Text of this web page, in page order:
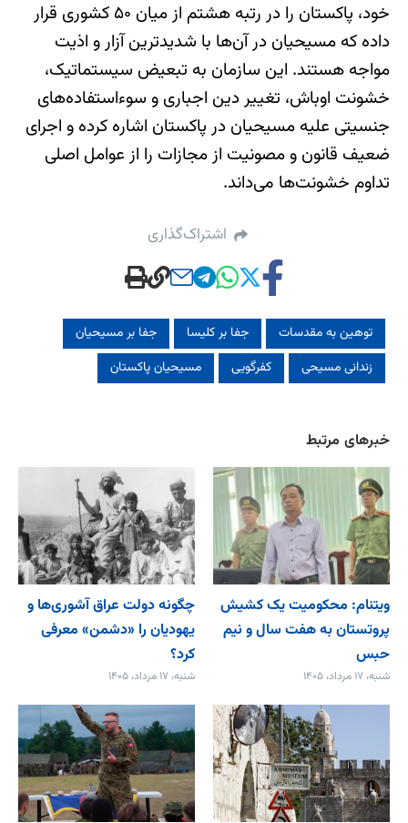
خود، پاکستان را در رتبه هشتم از میان ۵۰ کشوری قرار
داده که مسیحیان در آن‌ها با شدیدترین آزار و اذیت
مواجه هستند. این سازمان به تبعیض سیستماتیک،
خشونت اوباش، تغییر دین اجباری و سوءاستفاده‌های
جنسیتی علیه مسیحیان در پاکستان اشاره کرده و اجرای
ضعیف قانون و مصونیت از مجازات را از عوامل اصلی
تداوم خشونت‌ها می‌داند.
اشتراک‌گذاری
توهین به مقدسات جفا بر کلیسا
جفا بر مسیحیان
زندانی مسیحی
کفرگویی مسیحیان پاکستان
خبرهای مرتبط
ویتنام: محکومیت یک کشیش
پروتستان به هفت سال و نیم
حبس
شنبه، ۱۷ مرداد، ۱۴۰۵
چگونه دولت عراق آشوری‌ها و
یهودیان را «دشمن» معرفی
کرد؟
شنبه، ۱۷ مرداد، ۱۴۰۵